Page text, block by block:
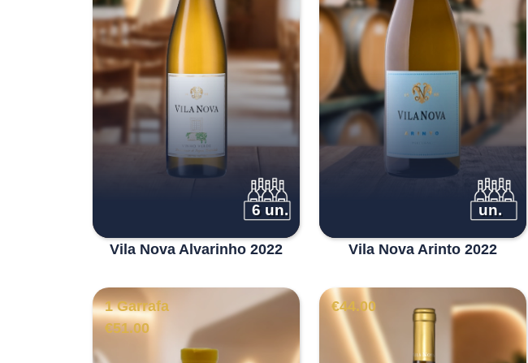
6 un.
Vila Nova Alvarinho 2022
un.
Vila Nova Arinto 2022
1 Garrafa
€51.00
€44.00